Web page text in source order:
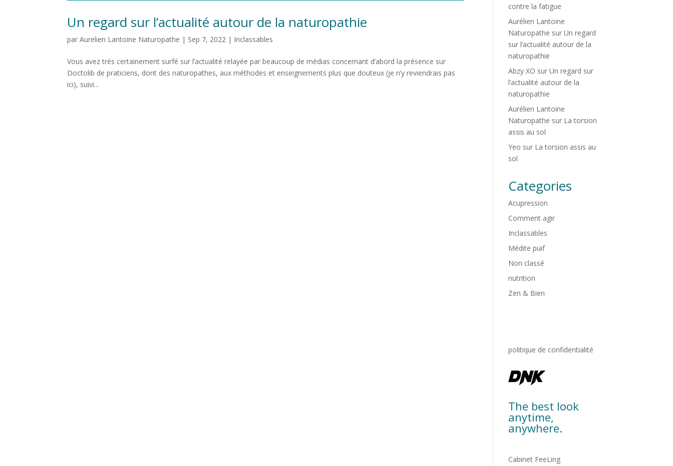
Un regard sur l’actualité autour de la naturopathie
parAurelien Lantoine Naturopathe | Sep 7, 2022 | Inclassables
Vous avez très certainement surfé sur l’actualité relayée par beaucoup de médias concernant d’abord la présence sur
Doctolib de praticiens, dont des naturopathes, aux méthodes et enseignements plus que douteux (je n’y reviendrais pas
ici), suivi...
contre la fatigue
Aurélien Lantoine
Naturopathe surUn regard
sur l’actualité autour de la
naturopathie
Abzy XO surUn regard sur
l’actualité autour de la
naturopathie
Aurélien Lantoine
Naturopathe sur La torsion
assis au sol
Yeo sur La torsion assis au
sol
Categories
Acupression
Comment agir
Inclassables
Médite piaf
Non classé
nutrition
Zen & Bien
politique de confidentialité
The best look
anytime,
anywhere.
Cabinet FeeLing